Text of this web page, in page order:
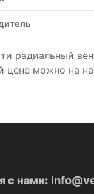
радиальный
цене можно на
с нами: